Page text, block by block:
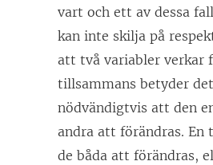
vart och ett av dessa
kan inte skilja på
att två variabler verkar
tillsammans betyder
nödvändigtvis att den
andra att förändras. En
de båda att förändras,